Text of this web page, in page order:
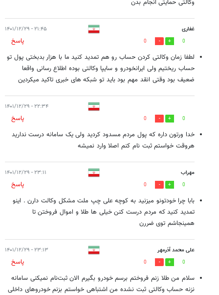
وکالتی حمایتی انجام بدن
غفاری ۲۱:۴۵ - ۱۴۰۱/۱۲/۲۹
0
0
پاسخ
لطفا زمان وکالتی کردن حساب رو هم تمدید کنید ما با هزار بدبختی پول تو
حساب ریختیم ولی ایرانخودرو و سایپا وکالتی بوده اطلاع رسانی واقعا
ضعیف بود وقتی انقد مهم بود باید تو شبکه های خبری تاکید میکردین
۲۲:۳۴ - ۱۴۰۱/۱۲/۲۹
0
0
پاسخ
خدا ورتون داره که پول مردم مسدود کردید ولی یک سامانه درست ندارید
هروقت خواستم ثبت نام کنم اصلا وارد نمیشه
مهراب ۲۳:۱۱ - ۱۴۰۱/۱۲/۲۹
0
0
پاسخ
بابا چرا خودتونو میزنید به کوچه علی چپ ملت مشکل وکالت دارن . اینو
تمدید کنید که مردم درست کنن خیلی ها طلا و اموال فروختن تا
همینجاشم توی ضررن
علی محمد آذرمهر ۲۳:۱۳ - ۱۴۰۱/۱۲/۲۹
0
0
پاسخ
سلام من طلا زنم فروختم برسم خودرو بگیرم الان ثبت‌نام نمیکنی سامانه
نزنه حساب وکالتی ثبت نشده من اشتباهی خواستم بزنم خودروهای داخلی